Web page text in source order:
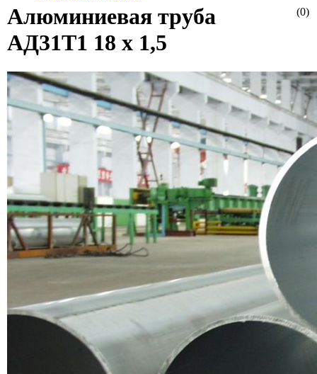
(0)
Алюминиевая труба
АД31Т1 18 х 1,5